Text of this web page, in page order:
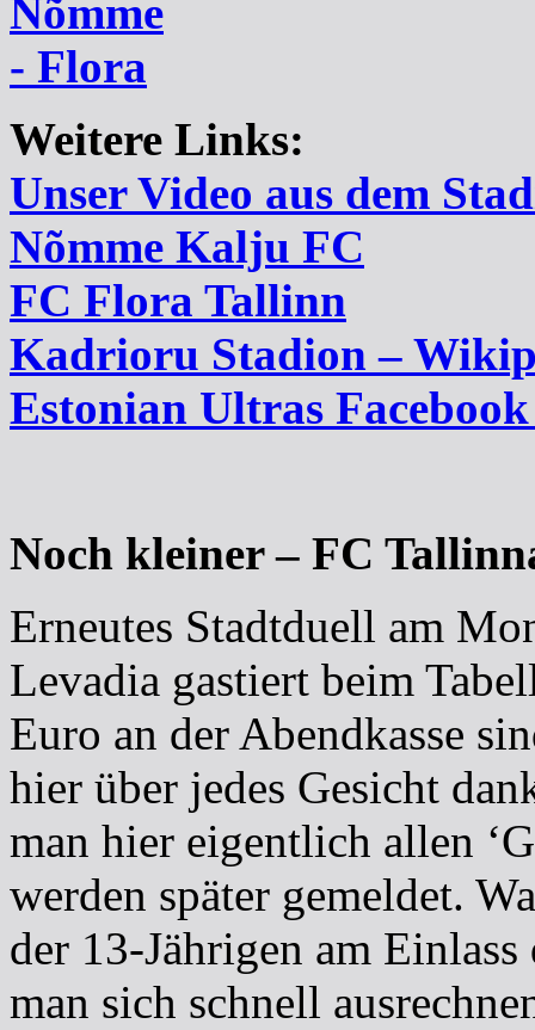
Weitere Links:
Unser Video aus dem
Nõmme Kalju FC
FC Flora Tallinn
Kadrioru Stadion –
Estonian Ultras Facebook
Noch kleiner – FC
Erneutes Stadtduell am
Levadia gastiert beim
Euro an der Abendkasse
hier über jedes Gesicht
man hier eigentlich allen
werden später gemeldet.
der 13-Jährigen am
man sich schnell